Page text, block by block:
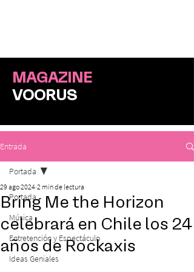
MAGAZINE
VOORUS
Entrada
Portada
Música
Entretención y Espectáculo
Ideas Geniales
Portada
Bring Me the Horizon
celebrará en Chile los 24
años de Rockaxis
29 ago 2024 2 min de lectura